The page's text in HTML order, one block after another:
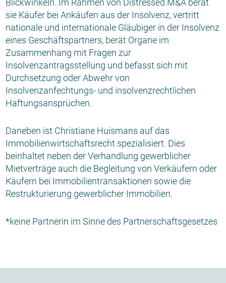
Blickwinkeln. Im Rahmen von Distressed M&A berät
sie Käufer bei Ankäufen aus der Insolvenz, vertritt
nationale und internationale Gläubiger in der Insolvenz
eines Geschäftspartners, berät Organe im
Zusammenhang mit Fragen zur
Insolvenzantragsstellung und befasst sich mit
Durchsetzung oder Abwehr von
Insolvenzanfechtungs- und insolvenzrechtlichen
Haftungsansprüchen.
Daneben ist Christiane Huismans auf das
Immobilienwirtschaftsrecht spezialisiert. Dies
beinhaltet neben der Verhandlung gewerblicher
Mietverträge auch die Begleitung von Verkäufern oder
Käufern bei Immobilientransaktionen sowie die
Restrukturierung gewerblicher Immobilien.
*keine Partnerin im Sinne des Partnerschaftsgesetzes